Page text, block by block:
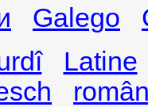
Galego
Latine